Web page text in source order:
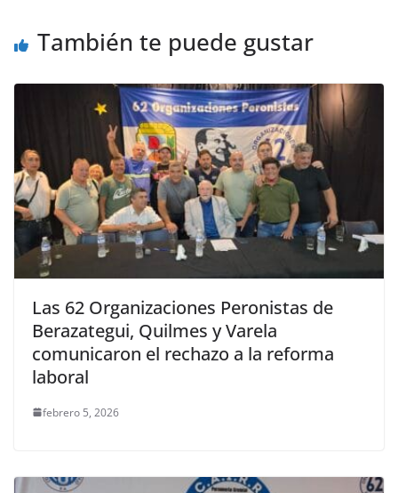
También te puede gustar
Las 62 Organizaciones Peronistas de
Berazategui, Quilmes y Varela
comunicaron el rechazo a la reforma
laboral
febrero 5, 2026